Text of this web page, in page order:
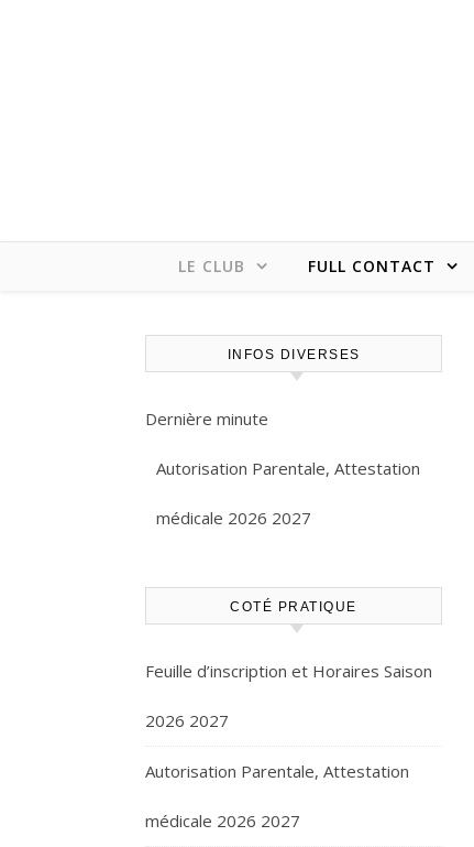
LE CLUB FULL CONTACT
INFOS DIVERSES
Dernière minute
Autorisation Parentale, Attestation
médicale 2026 2027
COTÉ PRATIQUE
Feuille d’inscription et Horaires Saison
2026 2027
Autorisation Parentale, Attestation
médicale 2026 2027